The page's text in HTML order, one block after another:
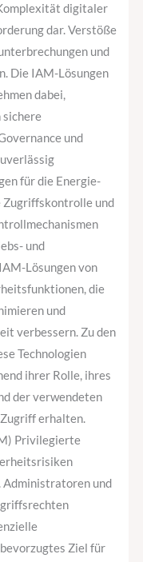
digitaler
dar. Verstöße
und
Die IAM-Lösungen
dabei,
sichere
und
für die Energie-
Zugriffskontrolle und
und
Lösungen von
die
und
verbessern. Zu den
Technologien
ihrer Rolle, ihres
der verwendeten
erhalten.
Privilegierte
und
Ziel für